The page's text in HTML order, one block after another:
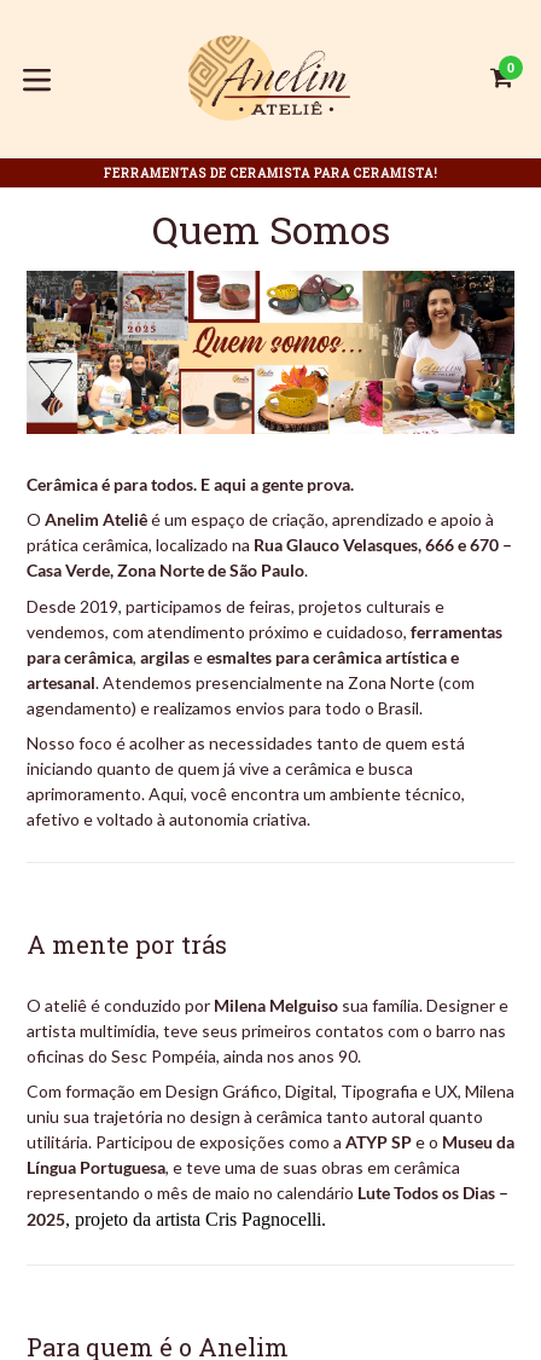
conteúdo
0
FERRAMENTAS DE CERAMISTA PARA CERAMISTA!
Quem Somos
Cerâmica é para todos. E aqui a gente prova.
O Anelim Ateliêé um espaço de criação, aprendizado e apoio à
prática cerâmica, localizado na Rua Glauco Velasques, 666 e 670 –
Casa Verde, Zona Norte de São Paulo.
Desde 2019, participamos de feiras, projetos culturais e
vendemos, com atendimento próximo e cuidadoso, ferramentas
para cerâmica, argilaseesmaltes para cerâmica artística e
artesanal. Atendemos presencialmente na Zona Norte (com
agendamento) e realizamos envios para todo o Brasil.
Nosso foco é acolher as necessidades tanto de quem está
iniciando quanto de quem já vive a cerâmica e busca
aprimoramento. Aqui, você encontra um ambiente técnico,
afetivo e voltado à autonomia criativa.
A mente por trás
O ateliê é conduzido por Milena Melguiso sua família. Designer e
artista multimídia, teve seus primeiros contatos com o barro nas
oficinas do Sesc Pompéia, ainda nos anos 90.
Com formação em Design Gráfico, Digital, Tipografia e UX, Milena
uniu sua trajetória no design à cerâmica tanto autoral quanto
utilitária. Participou de exposições como a ATYP SPe o Museu da
Língua Portuguesa, e teve uma de suas obras em cerâmica
representando o mês de maio no calendário Lute Todos os Dias –
2025, projeto da artista Cris Pagnocelli.
Para quem é o Anelim